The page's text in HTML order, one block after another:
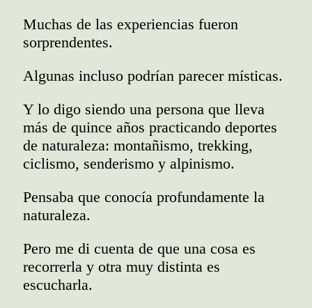
Muchas de las experiencias fueron
sorprendentes.
Algunas incluso podrían parecer místicas.
Y lo digo siendo una persona que lleva
más de quince años practicando deportes
de naturaleza: montañismo, trekking,
ciclismo, senderismo y alpinismo.
Pensaba que conocía profundamente la
naturaleza.
Pero me di cuenta de que una cosa es
recorrerla y otra muy distinta es
escucharla.